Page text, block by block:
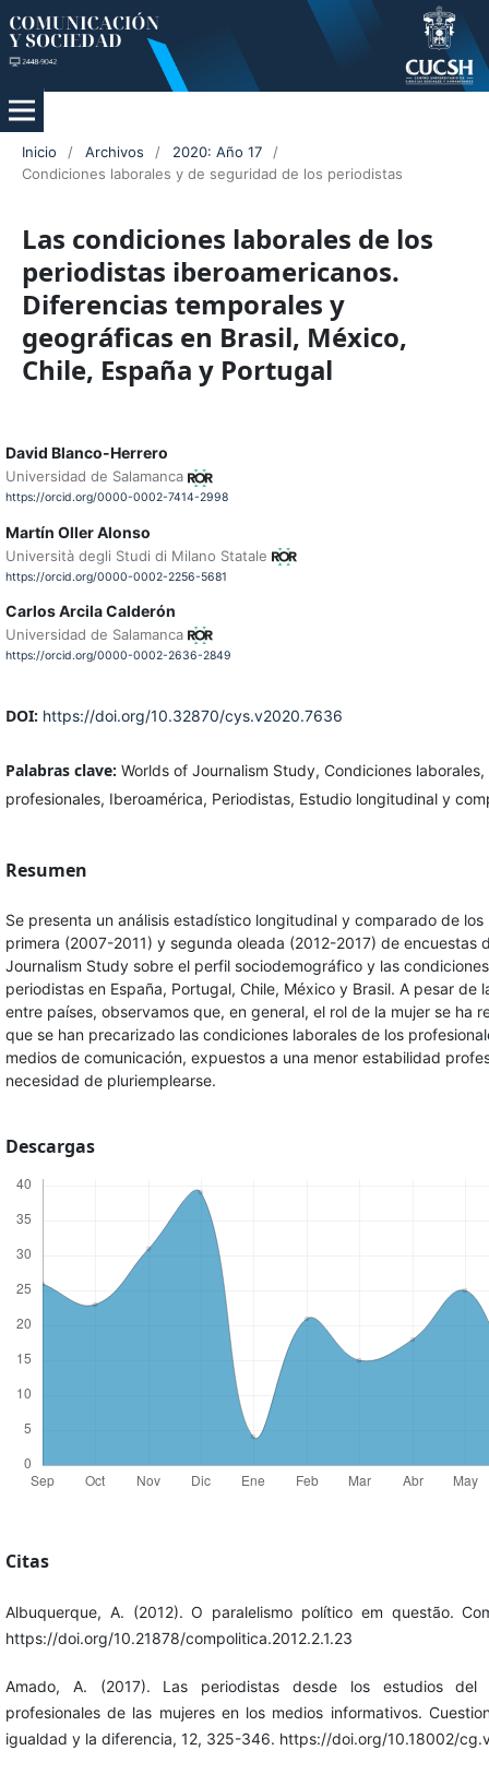
Inicio / Archivos / 2020: Año 17
/
Condiciones laborales y de seguridad de los periodistas
Las condiciones laborales de los
periodistas iberoamericanos.
Diferencias temporales y
geográficas en Brasil, México,
Chile, España y Portugal
David Blanco-Herrero
Universidad de Salamanca
https://orcid.org/0000-0002-7414-2998
Martín Oller Alonso
Università degli Studi di Milano Statale
https://orcid.org/0000-0002-2256-5681
Carlos Arcila Calderón
Universidad de Salamanca
https://orcid.org/0000-0002-2636-2849
DOI: https://doi.org/10.32870/cys.v2020.7636
Palabras clave: Worlds of Journalism Study, Condiciones laborales,
profesionales, Iberoamérica, Periodistas, Estudio longitudinal y
Resumen
Se presenta un análisis estadístico longitudinal y comparado de
primera (2007-2011) y segunda oleada (2012-2017) de encuestas
Journalism Study sobre el perfil sociodemográfico y las
periodistas en España, Portugal, Chile, México y Brasil. A pesar de
entre países, observamos que, en general, el rol de la mujer se ha
que se han precarizado las condiciones laborales de los
medios de comunicación, expuestos a una menor estabilidad
necesidad de pluriemplearse.
Descargas
Citas
Albuquerque, A. (2012). O paralelismo político em questão.
https://doi.org/10.21878/compolitica.2012.2.1.23
Amado, A. (2017). Las periodistas desde los estudios del
profesionales de las mujeres en los medios informativos.
igualdad y la diferencia, 12, 325-346. https://doi.org/10.18002/